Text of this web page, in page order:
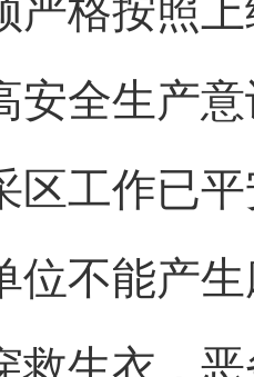
严格按照
安全生产
区工作已
位不能产